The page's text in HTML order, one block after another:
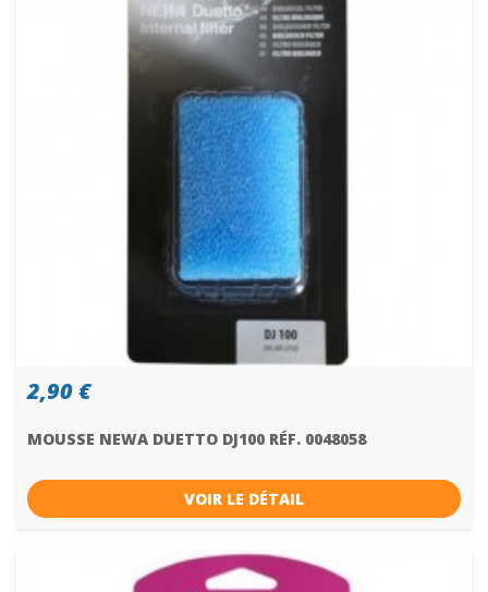
2,90 €
MOUSSE NEWA DUETTO DJ100 RÉF. 0048058
VOIR LE DÉTAIL